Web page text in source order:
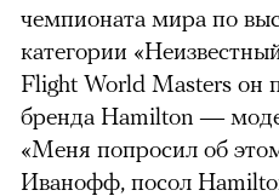
чемпионата мира по
категории
Flight World Masters он
бренда Hamilton —
«Меня попросил об
Иванофф, посол